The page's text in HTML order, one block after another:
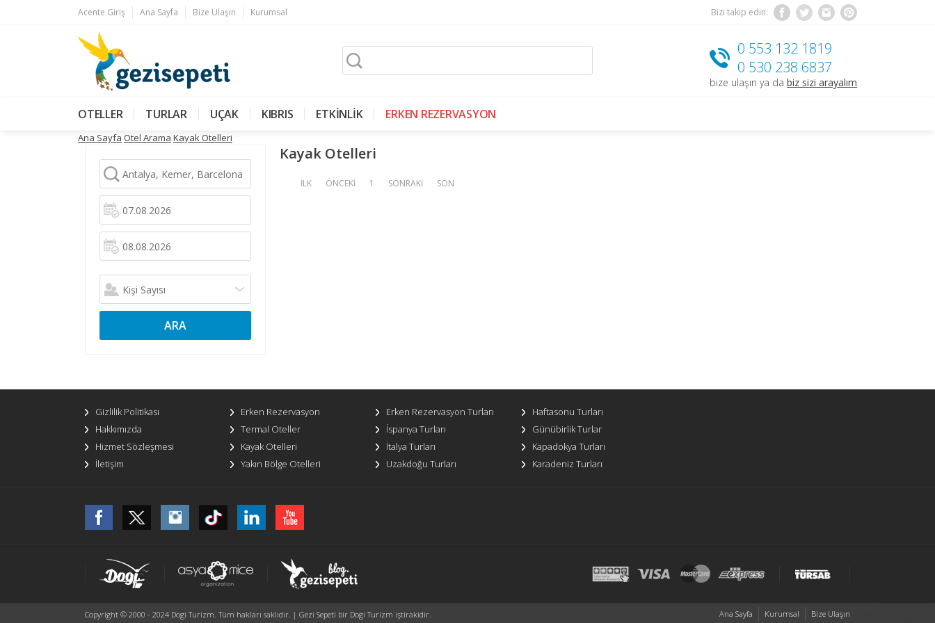
Acente Giriş Ana Sayfa Bize Ulaşın Kurumsal Bizi takip edin:
0 553 132 1819
0 530 238 6837
bize ulaşın ya da biz sizi arayalım
OTELLER TURLAR UÇAK KIBRIS ETKİNLİK ERKEN REZERVASYON
Ana Sayfa Otel Arama Kayak Otelleri
ARA
Kayak Otelleri
İLK ÖNCEKİ 1 SONRAKİ SON
Gizlilik Politikası
Hakkımızda
Hizmet Sözleşmesi
İletişim
Erken Rezervasyon
Termal Oteller
Kayak Otelleri
Yakın Bölge Otelleri
Erken Rezervasyon Turları
İspanya Turları
İtalya Turları
Uzakdoğu Turları
Haftasonu Turları
Günübirlik Turlar
Kapadokya Turları
Karadeniz Turları
Copyright © 2000 - 2024 Dogi Turizm. Tüm hakları saklıdır. | Gezi Sepeti bir Dogi Turizm iştirakidir. Ana Sayfa Kurumsal Bize Ulaşın